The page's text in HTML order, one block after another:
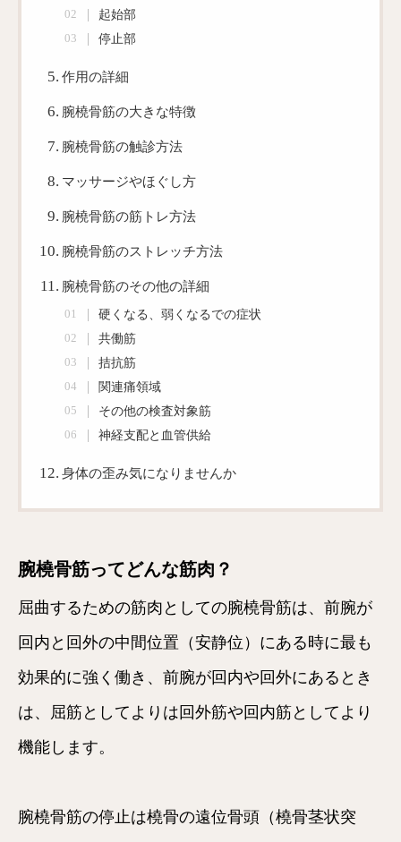
起始部
停止部
作用の詳細
腕橈骨筋の大きな特徴
腕橈骨筋の触診方法
マッサージやほぐし方
腕橈骨筋の筋トレ方法
腕橈骨筋のストレッチ方法
腕橈骨筋のその他の詳細
硬くなる、弱くなるでの症状
共働筋
拮抗筋
関連痛領域
その他の検査対象筋
神経支配と血管供給
身体の歪み気になりませんか
腕橈骨筋ってどんな筋肉？
屈曲するための筋肉としての腕橈骨筋は、前腕が
回内と回外の中間位置（安静位）にある時に最も
効果的に強く働き、前腕が回内や回外にあるとき
は、屈筋としてよりは回外筋や回内筋としてより
機能します。
腕橈骨筋の停止は橈骨の遠位骨頭（橈骨茎状突